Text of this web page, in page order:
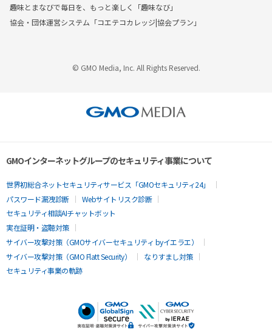
趣味とまなびで毎日を、もっと楽しく「趣味なび」
協会・団体運営システム「コエテコカレッジ|協会プラン」
© GMO Media, Inc. All Rights Reserved.
GMOインターネットグループのセキュリティ事業について
世界初総合ネットセキュリティサービス「GMOセキュリティ24」
パスワード漏洩診断
Webサイトリスク診断
セキュリティ相談AIチャットボット
実在証明・盗聴対策
サイバー攻撃対策（GMOサイバーセキュリティ byイエラエ）
サイバー攻撃対策（GMO Flatt Security）
なりすまし対策
セキュリティ事業の軌跡